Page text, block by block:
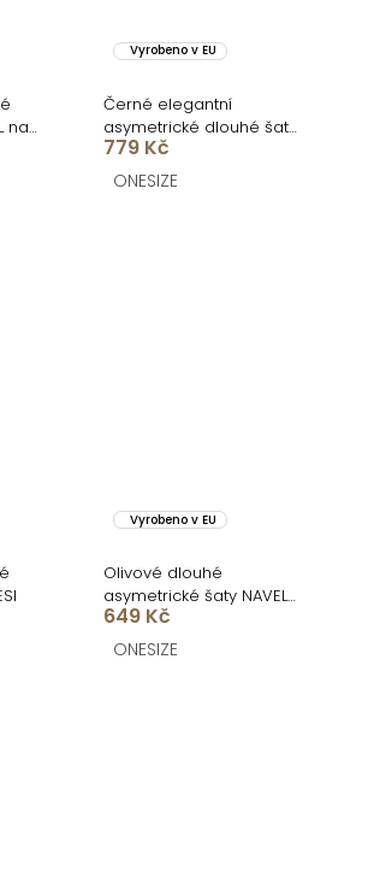
na
Vyrobeno v EU
Černé elegantní
asymetrické dlouhé šaty
DIETER
779 Kč
ONESIZE
Vyrobeno v EU
Olivové dlouhé
asymetrické šaty NAVEL
na jedno rameno
649 Kč
ONESIZE